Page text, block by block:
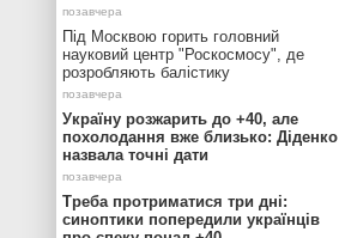
Під Москвою горить головний
науковий центр "Роскосмосу", де
розробляють балістику
Україну розжарить до +40, але
похолодання вже близько: Діденко
назвала точні дати
Треба протриматися три дні:
синоптики попередили українців